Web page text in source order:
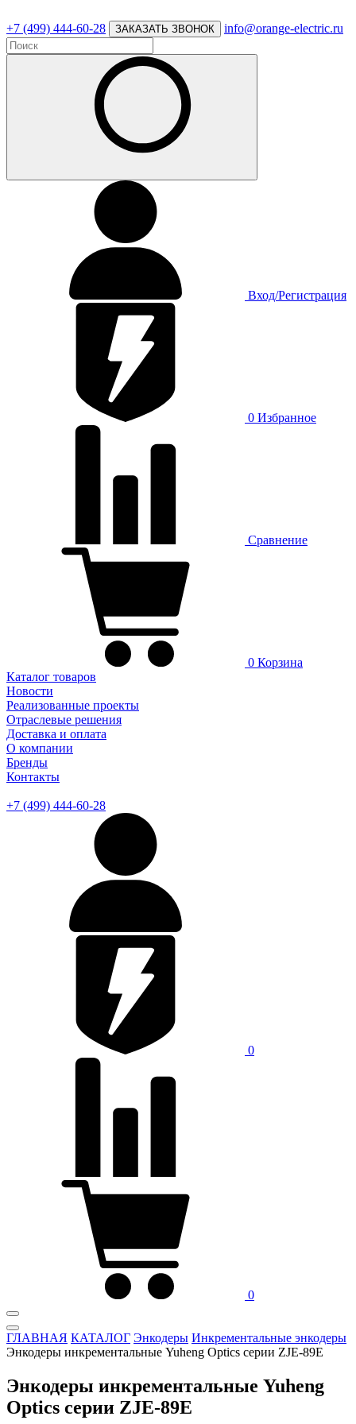
+7 (499) 444-60-28 ЗАКАЗАТЬ ЗВОНОК info@orange-electric.ru
Вход/Регистрация
0 Избранное
Сравнение
0 Корзина
Каталог товаров
Новости
Реализованные проекты
Отраслевые решения
Доставка и оплата
О компании
Бренды
Контакты
+7 (499) 444-60-28
0
0
ГЛАВНАЯ КАТАЛОГ Энкодеры Инкрементальные энкодеры
Энкодеры инкрементальные Yuheng Optics серии ZJE-89E
Энкодеры инкрементальные Yuheng
Optics серии ZJE-89E